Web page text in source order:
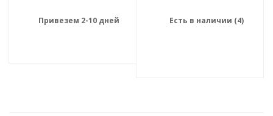
Привезем 2-10 дней Есть в наличии (4)